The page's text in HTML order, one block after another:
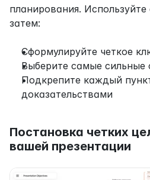
планирования. Используйте
затем:
Сформулируйте четкое
Выберите самые сильные
Подкрепите каждый
доказательствами
Постановка четких
вашей презентации